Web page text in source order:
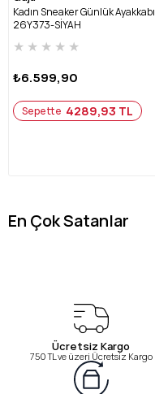
Kadın Sneaker Günlük Ayakkabı
26Y373-SİYAH
★ ★ ★ ★ ★
₺6.599,90
Sepette 4289,93 TL
En Çok Satanlar
Ücretsiz Kargo
750 TL ve üzeri Ücretsiz Kargo